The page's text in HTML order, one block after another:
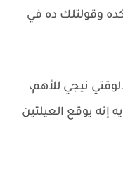
وقولتلك ده في
نيجي للأهم،
إنه يوقع العيلتين